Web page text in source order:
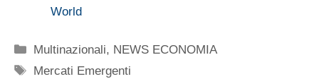
World
Categorie
Multinazionali, NEWS ECONOMIA
Tag
Mercati Emergenti